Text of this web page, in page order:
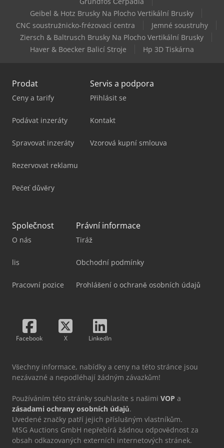
Haas Vf-7/40
Geibel & Hotz Brusky Na Plocho Vertikální Brusky
CNC soustružnicko-frézovací centra
Jemné soustruhy
Ziersch & Baltrusch Brusky Na Plocho Vertikální Brusky
Haver & Boecker Balicí Stroje
Hp 3D Tiskárna
Prodat
Ceny a tarify
Podávat inzeráty
Spravovat inzeráty
Rezervovat reklamu
Pečeť důvěry
Servis a podpora
Přihlásit se
Kontakt
Vzorová kupní smlouva
Společnost
O nás
lis
Pracovní pozice
Právní informace
Tiráž
Obchodní podmínky
Prohlášení o ochraně osobních údajů
Facebook X LinkedIn
Všechny informace, nabídky a ceny na této stránce jsou
nezávazné a nepodléhají žádným závazkům!
Používáním této stránky souhlasíte s našimi VOP a
zásadami ochrany osobních údajů.
Uvedené značky patří jejich příslušným vlastníkům.
MSG Auctions GmbH nepřebírá žádnou odpovědnost za
obsah odkazovaných externích internetových stránek.